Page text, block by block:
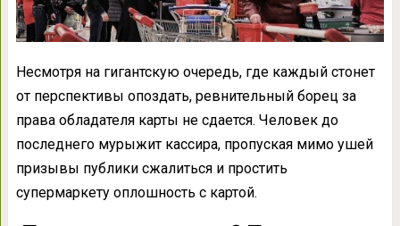
Несмотря на гигантскую очередь, где каждый стонет
от перспективы опоздать, ревнительный борец за
права обладателя карты не сдается. Человек до
последнего мурыжит кассира, пропуская мимо ушей
призывы публики сжалиться и простить
супермаркету оплошность с картой.